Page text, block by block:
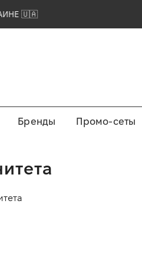
🇺🇦
Бренды Промо-сеты